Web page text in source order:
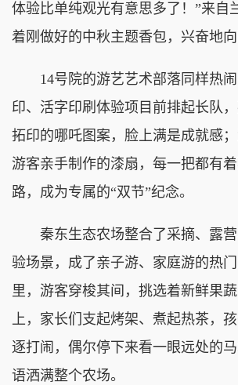
体验比单纯观光有意思多了！”来自
着刚做好的中秋主题香包，兴奋地向
14号院的游艺艺术部落同样热闹
印、活字印刷体验项目前排起长队
拓印的哪吒图案，脸上满是成就感；
游客亲手制作的漆扇，每一把都有
路，成为专属的“双节”纪念。
秦东生态农场整合了采摘、露营
验场景，成了亲子游、家庭游的热
里，游客穿梭其间，挑选着新鲜果
上，家长们支起烤架、煮起热茶，
逐打闹，偶尔停下来看一眼远处的
语洒满整个农场。